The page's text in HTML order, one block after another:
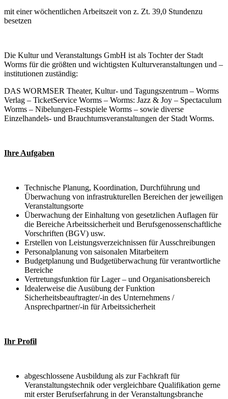
mit einer wöchentlichen Arbeitszeit von z. Zt. 39,0 Stundenzu
besetzen
Die Kultur und Veranstaltungs GmbH ist als Tochter der Stadt
Worms für die größten und wichtigsten Kulturveranstaltungen und –
institutionen zuständig:
DAS WORMSER Theater, Kultur- und Tagungszentrum – Worms
Verlag – TicketService Worms – Worms: Jazz & Joy – Spectaculum
Worms – Nibelungen-Festspiele Worms – sowie diverse
Einzelhandels- und Brauchtumsveranstaltungen der Stadt Worms.
Ihre Aufgaben
Technische Planung, Koordination, Durchführung und
Überwachung von infrastrukturellen Bereichen der jeweiligen
Veranstaltungsorte
Überwachung der Einhaltung von gesetzlichen Auflagen für
die Bereiche Arbeitssicherheit und Berufsgenossenschaftliche
Vorschriften (BGV) usw.
Erstellen von Leistungsverzeichnissen für Ausschreibungen
Personalplanung von saisonalen Mitarbeitern
Budgetplanung und Budgetüberwachung für verantwortliche
Bereiche
Vertretungsfunktion für Lager – und Organisationsbereich
Idealerweise die Ausübung der Funktion
Sicherheitsbeauftragter/-in des Unternehmens /
Ansprechpartner/-in für Arbeitssicherheit
Ihr Profil
abgeschlossene Ausbildung als zur Fachkraft für
Veranstaltungstechnik oder vergleichbare Qualifikation gerne
mit erster Berufserfahrung in der Veranstaltungsbranche